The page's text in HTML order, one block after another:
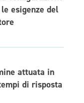
esigenze del
attuata in
di risposta